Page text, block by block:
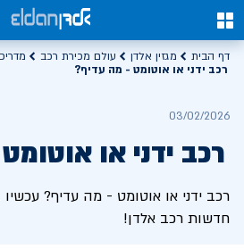
0
דף הבית מגזין אלדן עולם מכירת רכב
רכב ידני או אוטומט - מה עדיף?
03/02/2026
רכב ידני או
רכב ידני או אוטומט - מה עדיף? עכשיו
חדשות רכב אלדן!